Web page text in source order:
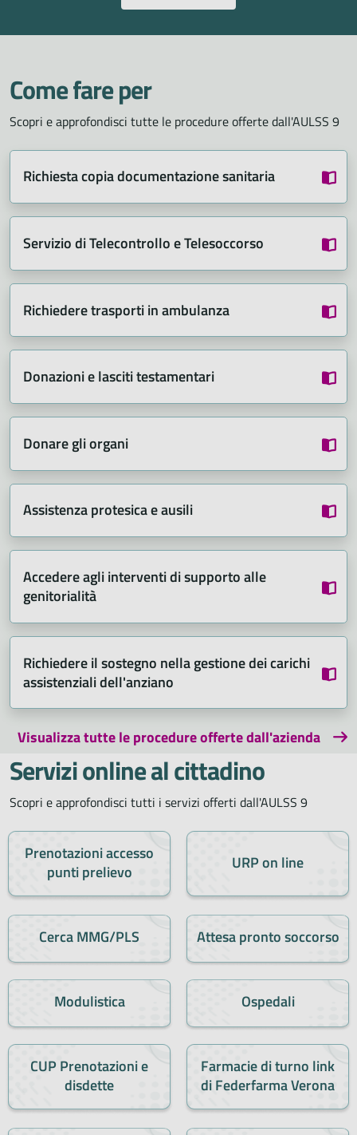
Come fare per
Scopri e approfondisci tutte le procedure offerte dall'AULSS 9
Richiesta copia documentazione sanitaria
Servizio di Telecontrollo e Telesoccorso
Richiedere trasporti in ambulanza
Donazioni e lasciti testamentari
Donare gli organi
Assistenza protesica e ausili
Accedere agli interventi di supporto alle
genitorialità
Richiedere il sostegno nella gestione dei carichi
assistenziali dell'anziano
Visualizza tutte le procedure offerte dall'azienda
Servizi online al cittadino
Scopri e approfondisci tutti i servizi offerti dall'AULSS 9
Prenotazioni accesso
punti prelievo
URP on line
Cerca MMG/PLS Attesa pronto soccorso
Modulistica Ospedali
CUP Prenotazioni e
disdette
Farmacie di turno link
di Federfarma Verona